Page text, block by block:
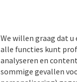
We willen graag dat
alle functies kunt
analyseren en
sommige gevallen